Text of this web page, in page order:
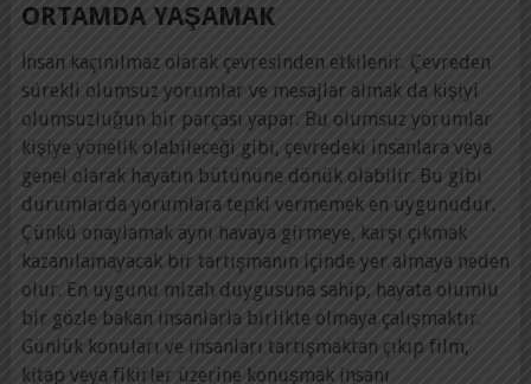
ORTAMDA YAŞAMAK
İnsan kaçınılmaz olarak çevresinden etkilenir. Çevreden
sürekli olumsuz yorumlar ve mesajlar almak da kişiyi
olumsuzluğun bir parçası yapar. Bu olumsuz yorumlar
kişiye yönelik olabileceği gibi, çevredeki insanlara veya
genel olarak hayatın bütününe dönük olabilir. Bu gibi
durumlarda yorumlara tepki vermemek en uygunudur.
Çünkü onaylamak aynı havaya girmeye, karşı çıkmak
kazanılamayacak bir tartışmanın içinde yer almaya neden
olur. En uygunu mizah duygusuna sahip, hayata olumlu
bir gözle bakan insanlarla birlikte olmaya çalışmaktır.
Günlük konuları ve insanları tartışmaktan çıkıp film,
kitap veya fikirler üzerine konuşmak insanı